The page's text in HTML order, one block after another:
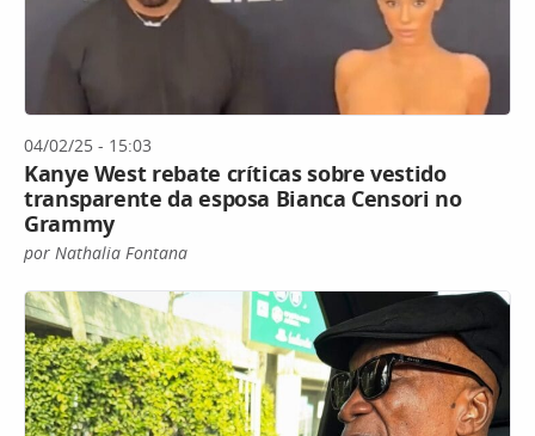
04/02/25 - 15:03
Kanye West rebate críticas sobre vestido
transparente da esposa Bianca Censori no
Grammy
por Nathalia Fontana